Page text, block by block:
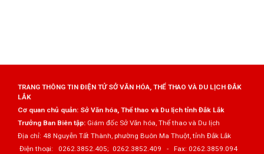
TRANG THÔNG TIN ĐIỆN TỬ SỞ VĂN HÓA, THỂ THAO VÀ DU LỊCH ĐẮK
LẮK
Cơ quan chủ quản: Sở Văn hóa, Thể thao và Du lịch tỉnh Đắk Lắk
Trưởng Ban Biên tập: Giám đốc Sở Văn hóa, Thể thao và Du lịch
Địa chỉ: 48 Nguyễn Tất Thành, phường Buôn Ma Thuột, tỉnh Đắk Lắk
Điện thoại: 0262.3852.405; 0262.3852.409 - Fax: 0262.3859.094